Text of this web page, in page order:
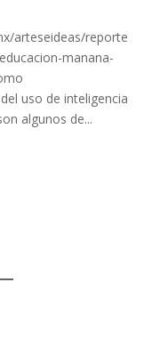
arteseideas/reporte
manana-
uso de inteligencia
algunos de...